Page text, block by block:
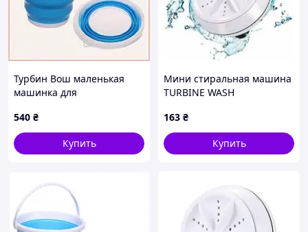
Турбин Вош маленькая
машинка для
540 ₴
Купить
Мини стиральная машина
TURBINE WASH
ультразвуковая
163 ₴
Купить